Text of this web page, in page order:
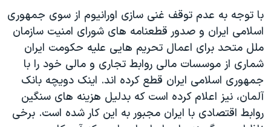
جهش
به
جستجو
گزیده‌ها
ویژه برنامه‌ها
فرهنگ و زندگی
حقوق شهروندی
عملیات خشم حماسی
۲۵۰سالگی آمریکا
بایگانی برنامه‌های تلویزیونی
مستندها
انتخابات ریاست جمهوری آمریکا ۲۰۲۴
فرکانس‌های صدای آمریکا
پخش رادیویی
یادگیری زبان انگلیسی
دنبال کنید
با توجه به عدم توقف غنی سازی اورانيوم از سوی جمهوری
اسلامی ايران و صدور قطعنامه های شورای امنيت سازمان
ملل متحد برای اعمال تحريم هايی عليه حکومت ايران
شماری از موسسات مالی روابط تجاری و مالی خود را با
جمهوری اسلامی ايران قطع کرده اند. اينک دويچه بانک
آلمان، نيز اعلام کرده است که بدليل هزينه های سنگين
روابط اقتصادی با ايران مجبور به اين کار شده است. برخی